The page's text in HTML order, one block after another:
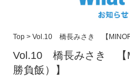
Top > Vol.10 橋長みさき 【
Vol.10 橋長みさき 【
勝負飯）】